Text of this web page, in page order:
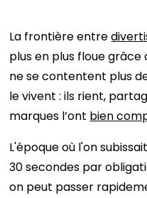
La frontière entre
plus en plus floue grâce
ne se contentent plus
le vivent : ils rient,
marques l’ont bien
L'époque où l'on
30 secondes par
on peut passer